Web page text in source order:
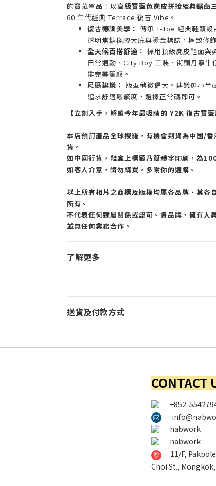
的寶藏單品！以高級寶藍色麂皮拼接經典鋸齒
60 年代經典 Terrace 復古 Vibe。
復古德訓美學： 傳承 T-Toe 經典鞋頭
透明焦糖橡膠大底與燙金標誌，極致修
全天候百搭舒適： 採用頂級麂皮鞋面與
日常通勤、City Boy 工裝、街頭丹寧牛
能完美駕馭。
尺碼建議： 版型稍微偏大。建議選小半
追求舒適鬆緊度，選擇正常碼即可。
【立刻入手，解鎖今年最吸睛的 Y2K 復古寶藍
本店預訂產品全球搜羅，有機會到貨為中國/
貨。
如中國行貨，鞋盒上標籤乃簡體字印刷，為
如客人介意，請勿購買。多謝你的選購。
以上所有相片之商標及版權均屬各品牌、其各
所有。
不代表任何隸屬關係或認可。各品牌、擁有
並無任何業務合作。
了解更多
送貨及付款方式
CONTACT
│ +852-
│
│ nabwork
│ nabwork
│ 11/F,
Choi St.,